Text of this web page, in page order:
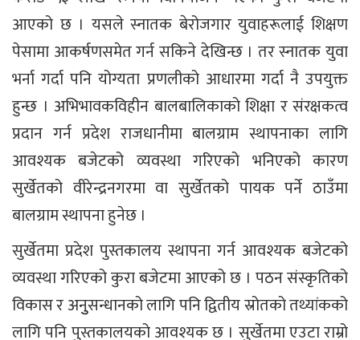
आएको छ । यसले स्नातक बेरोजगार युवाहरूलाई शिक्षण
पेसामा आकर्षणसमेत गर्न सकिने देखिन्छ । तर स्नातक युवा
भर्ना गर्दा पनि योग्यता प्रणलीको आधारमा गर्दा नै उपयुक्त
हुन्छ । अभिभावकविहीन बालबालिकाको शिक्षा र संरक्षकत्व
प्रदान गर्न प्रदेश राजधानीमा बालग्राम स्थापनाका लागि
आवश्यक बजेटको व्यवस्था गरिएको भनिएको कारण
सुर्खेतको वीरेन्द्रनगरमा वा सुर्खेतको पायक पर्ने ठाउँमा
बालग्राम स्थापना हुनेछ ।
सुर्खेतमा प्रदेश पुस्तकालय स्थापना गर्न आवश्यक बजेटको
व्यवस्था गरिएको कुरा बजेटमा आएको छ । पठन संस्कृतिको
विकास र अनुुसन्धानको लागि पनि द्वितीय स्रोतको तथ्यांकको
लागि पनि पुस्तकालयको आवश्यक छ । सुर्खेतमा एउटा राम्रो